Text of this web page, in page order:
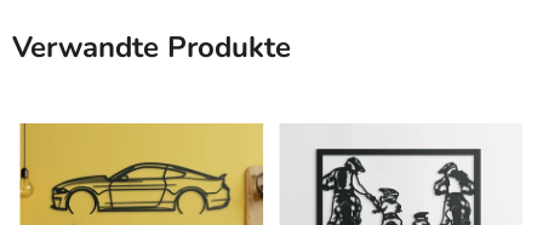
Verwandte Produkte